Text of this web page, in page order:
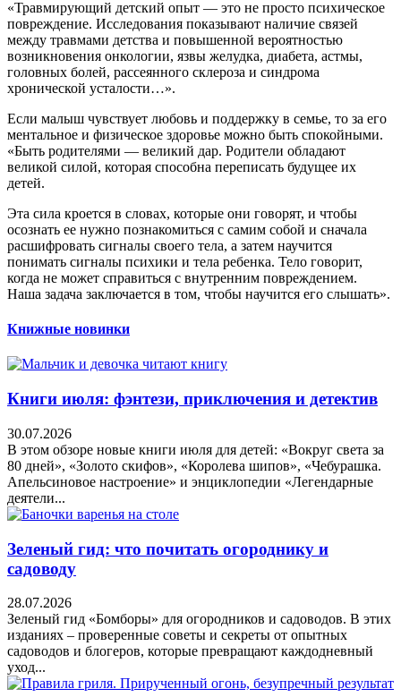
«Травмирующий детский опыт — это не просто психическое
повреждение. Исследования показывают наличие связей
между травмами детства и повышенной вероятностью
возникновения онкологии, язвы желудка, диабета, астмы,
головных болей, рассеянного склероза и синдрома
хронической усталости…».
Если малыш чувствует любовь и поддержку в семье, то за его
ментальное и физическое здоровье можно быть спокойными.
«Быть родителями — великий дар. Родители обладают
великой силой, которая способна переписать будущее их
детей.
Эта сила кроется в словах, которые они говорят, и чтобы
осознать ее нужно познакомиться с самим собой и сначала
расшифровать сигналы своего тела, а затем научится
понимать сигналы психики и тела ребенка. Тело говорит,
когда не может справиться с внутренним повреждением.
Наша задача заключается в том, чтобы научится его слышать».
Книжные новинки
Книги июля: фэнтези, приключения и детектив
30.07.2026
В этом обзоре новые книги июля для детей: «Вокруг света за
80 дней», «Золото скифов», «Королева шипов», «Чебурашка.
Апельсиновое настроение» и энциклопедии «Легендарные
деятели...
Зеленый гид: что почитать огороднику и
садоводу
28.07.2026
Зеленый гид «Бомборы» для огородников и садоводов. В этих
изданиях – проверенные советы и секреты от опытных
садоводов и блогеров, которые превращают каждодневный
уход...